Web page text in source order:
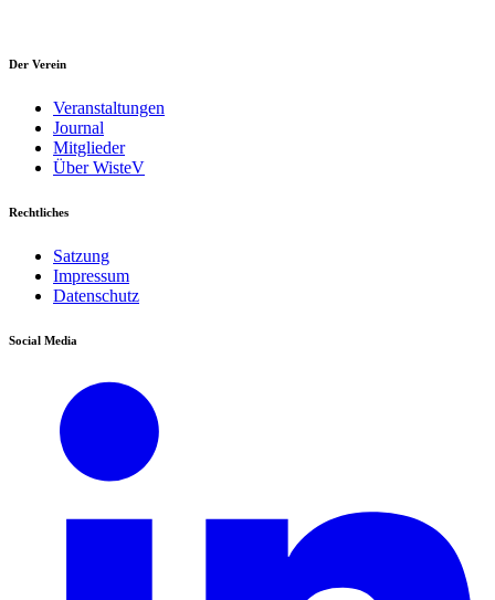
Der Verein
Veranstaltungen
Journal
Mitglieder
Über WisteV
Rechtliches
Satzung
Impressum
Datenschutz
Social Media